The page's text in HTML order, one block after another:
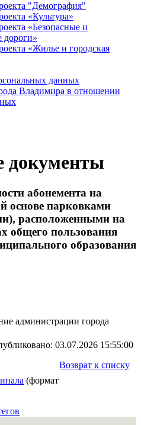
"Демография"
«Культура»
«Безопасные и
дороги»
«Жилье и городская
данных
Владимира в отношении
документы
абонемента на
основе парковками
расположенными на
общего пользования
образования
администрации города
(формат
03.07.2026 15:55:00
Возврат к списку